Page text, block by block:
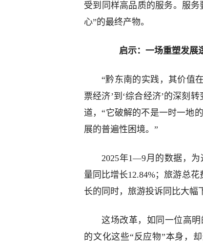
受到同样高品质的服务。服
心”的最终产物。
启示：一场重塑发展
“黔东南的实践，其价值
票经济’到‘综合经济’的深刻
道，“它破解的不是一时一地
展的普遍性困境。”
2025年1—9月的数据，
量同比增长12.84%；旅游总
长的同时，旅游投诉同比大幅
这场改革，如同一位高
的文化这些“反应物”本身，